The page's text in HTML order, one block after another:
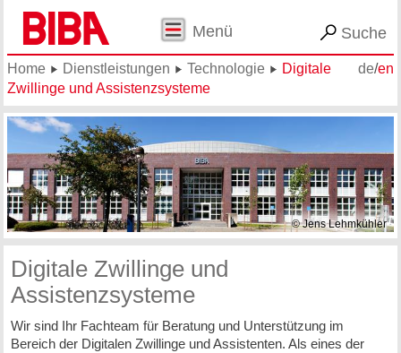
Menü Suche
de/en
Home Dienstleistungen Technologie
Digitale
Zwillinge und Assistenzsysteme
© Jens Lehmkühler
Digitale Zwillinge und
Assistenzsysteme
Wir sind Ihr Fachteam für Beratung und Unterstützung im
Bereich der Digitalen Zwillinge und Assistenten. Als eines der